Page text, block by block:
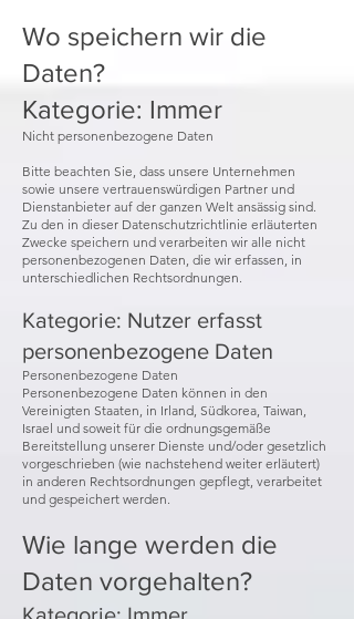
Wo speichern wir die
Daten?
Kategorie: Immer
Nicht personenbezogene Daten
Bitte beachten Sie, dass unsere Unternehmen
sowie unsere vertrauenswürdigen Partner und
Dienstanbieter auf der ganzen Welt ansässig sind.
Zu den in dieser Datenschutzrichtlinie erläuterten
Zwecke speichern und verarbeiten wir alle nicht
personenbezogenen Daten, die wir erfassen, in
unterschiedlichen Rechtsordnungen.
Kategorie: Nutzer erfasst
personenbezogene Daten
Personenbezogene Daten
Personenbezogene Daten können in den
Vereinigten Staaten, in Irland, Südkorea, Taiwan,
Israel und soweit für die ordnungsgemäße
Bereitstellung unserer Dienste und/oder gesetzlich
vorgeschrieben (wie nachstehend weiter erläutert)
in anderen Rechtsordnungen gepflegt, verarbeitet
und gespeichert werden.
Wie lange werden die
Daten vorgehalten?